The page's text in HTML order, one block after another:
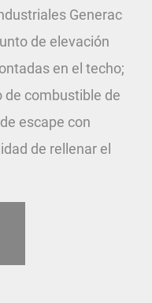
Generac
de elevación
en el techo;
de combustible de
escape con
de rellenar el